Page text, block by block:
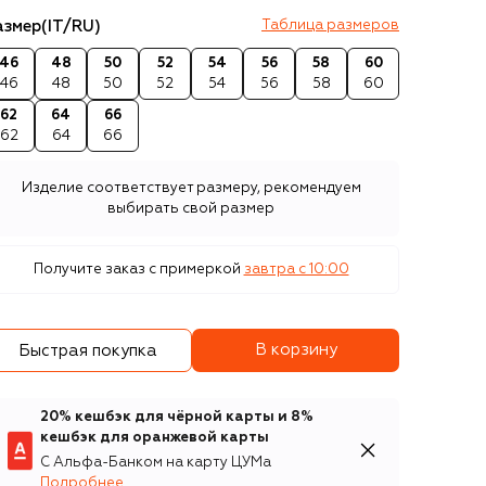
(IT/RU) Таблица размеров
46
46
48
48
50
50
52
52
54
54
56
56
58
58
60
60
62
62
64
64
66
66
Изделие соответствует размеру, рекомендуем
выбирать свой размер
Получите заказ с примеркой завтра c 10:00
Быстрая покупка В корзину
20% кешбэк для чёрной карты и 8%
кешбэк для оранжевой карты
С Альфа-Банком на карту ЦУМа